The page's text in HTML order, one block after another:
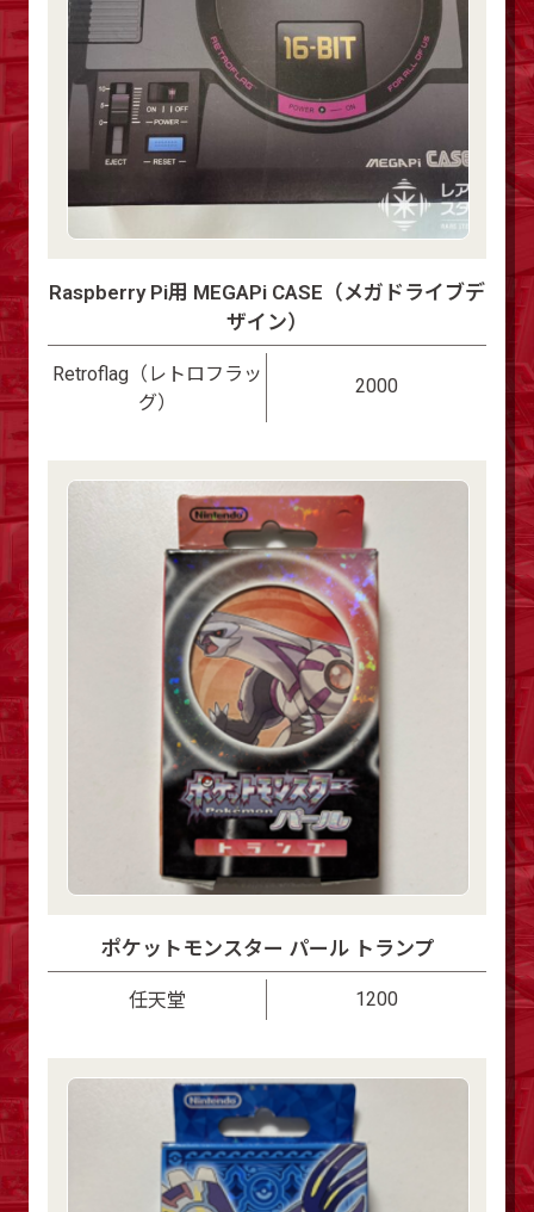
Raspberry Pi用 MEGAPi CASE（メガドライブデ
ザイン）
Retroflag（レトロフラッ
グ）
2000
ポケットモンスター パール トランプ
任天堂 1200